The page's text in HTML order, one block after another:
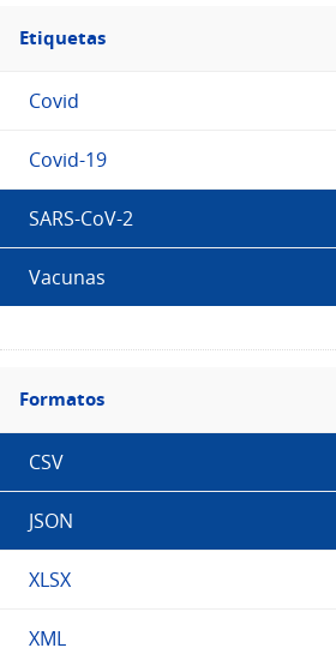
Filtro
Etiquetas
Etiquetas
Covid
Covid-19
SARS-CoV-2
Vacunas
Filtro
Formatos
Formatos
CSV
JSON
XLSX
XML